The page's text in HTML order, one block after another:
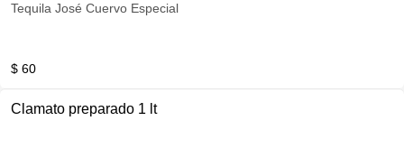
Tequila José Cuervo Especial
$ 60
Clamato preparado 1 lt